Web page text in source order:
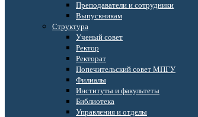
Преподаватели и сотрудники
Выпускникам
Структура
Ученый совет
Ректор
Ректорат
Попечительский совет МПГУ
Филиалы
Институты и факультеты
Библиотека
Управления и отделы